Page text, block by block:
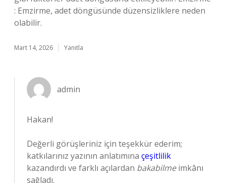
: Emzirme, adet döngüsünde düzensizliklere neden
olabilir.
Mart 14, 2026 Yanıtla
admin
Hakan!
Değerli görüşleriniz için teşekkür ederim;
katkılarınız yazının anlatımına çeşitlilik
kazandırdı ve farklı açılardan bakabilmeimkânı
sağladı.